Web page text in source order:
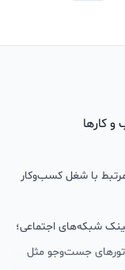
کارها
مرتبط با شغل کسب‌وکار
شبکه‌های اجتماعی؛
جست‌وجو مثل